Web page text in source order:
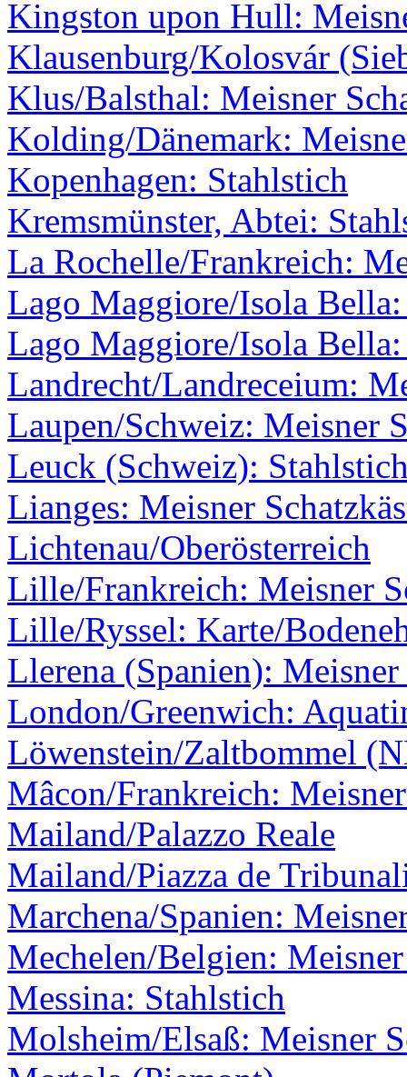
Kingston upon Hull:
Klausenburg/Kolosvár
Klus/Balsthal: Meisner
Kolding/Dänemark:
Kopenhagen: Stahlstich
Kremsmünster, Abtei:
La Rochelle/Frankreich:
Lago Maggiore/Isola
Lago Maggiore/Isola
Landrecht/Landreceium:
Laupen/Schweiz: Meisner
Leuck (Schweiz):
Lianges: Meisner
Lichtenau/Oberösterreich
Lille/Frankreich: Meisner
Lille/Ryssel: Karte/
Llerena (Spanien):
London/Greenwich:
Löwenstein/Zaltbommel
Mâcon/Frankreich:
Mailand/Palazzo Reale
Mailand/Piazza de
Marchena/Spanien:
Mechelen/Belgien:
Messina: Stahlstich
Molsheim/Elsaß: Meisner